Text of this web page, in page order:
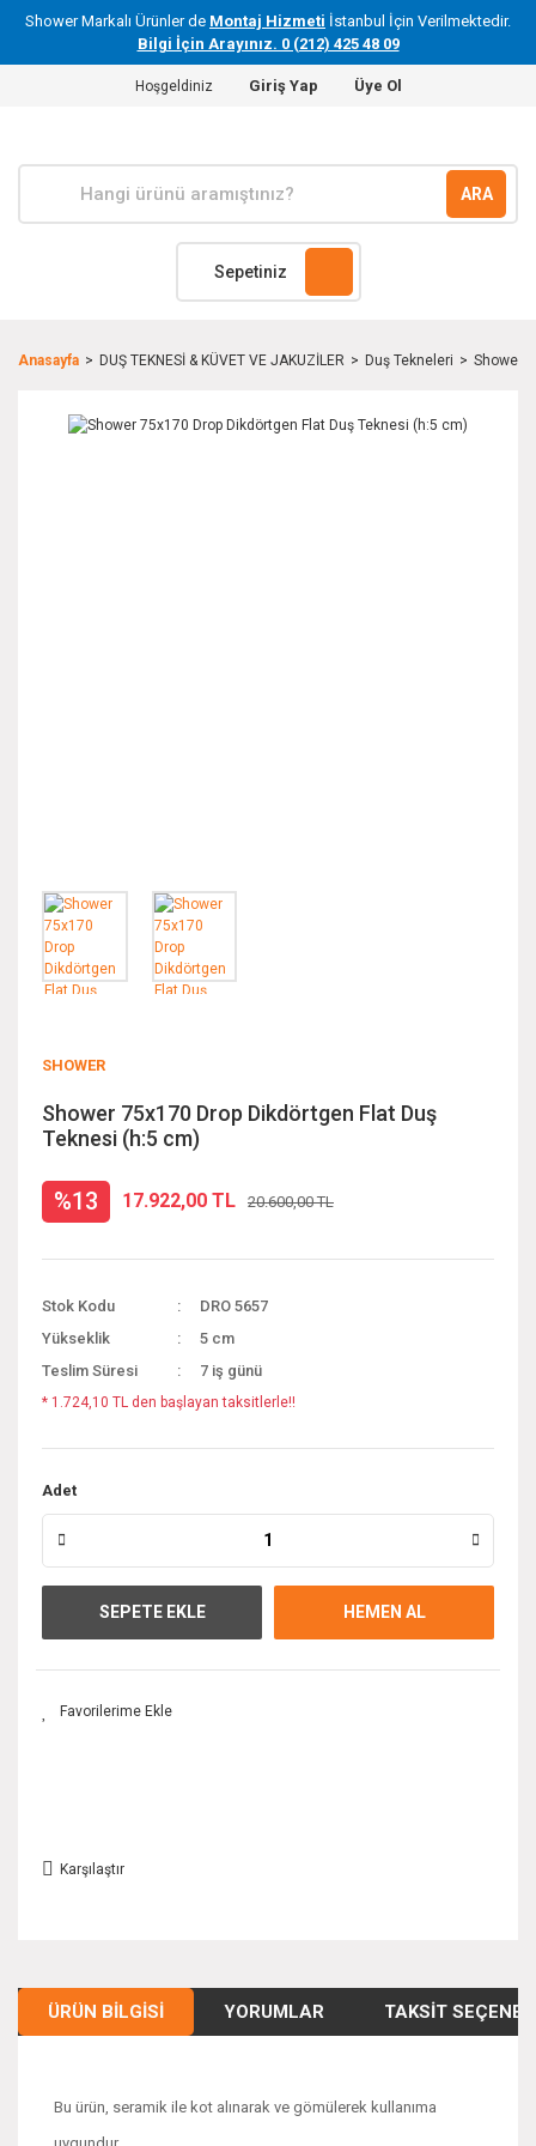
Shower Markalı Ürünler de Montaj Hizmeti İstanbul İçin Verilmektedir.
Bilgi İçin Arayınız. 0 (212) 425 48 09
Hoşgeldiniz Giriş Yap Üye Ol
ARA
Sepetiniz
Anasayfa DUŞ TEKNESİ & KÜVET VE JAKUZİLER Duş Tekneleri Shower
SHOWER
Shower 75x170 Drop Dikdörtgen Flat Duş
Teknesi (h:5 cm)
%13 17.922,00 TL 20.600,00 TL
Stok Kodu
DRO 5657
Yükseklik
5 cm
Teslim Süresi
7 iş günü
* 1.724,10 TL den başlayan taksitlerle!!
Adet
SEPETE EKLE HEMEN AL
Karşılaştır
ÜRÜN BILGISI YORUMLAR TAKSIT
Bu ürün, seramik ile kot alınarak ve gömülerek kullanıma